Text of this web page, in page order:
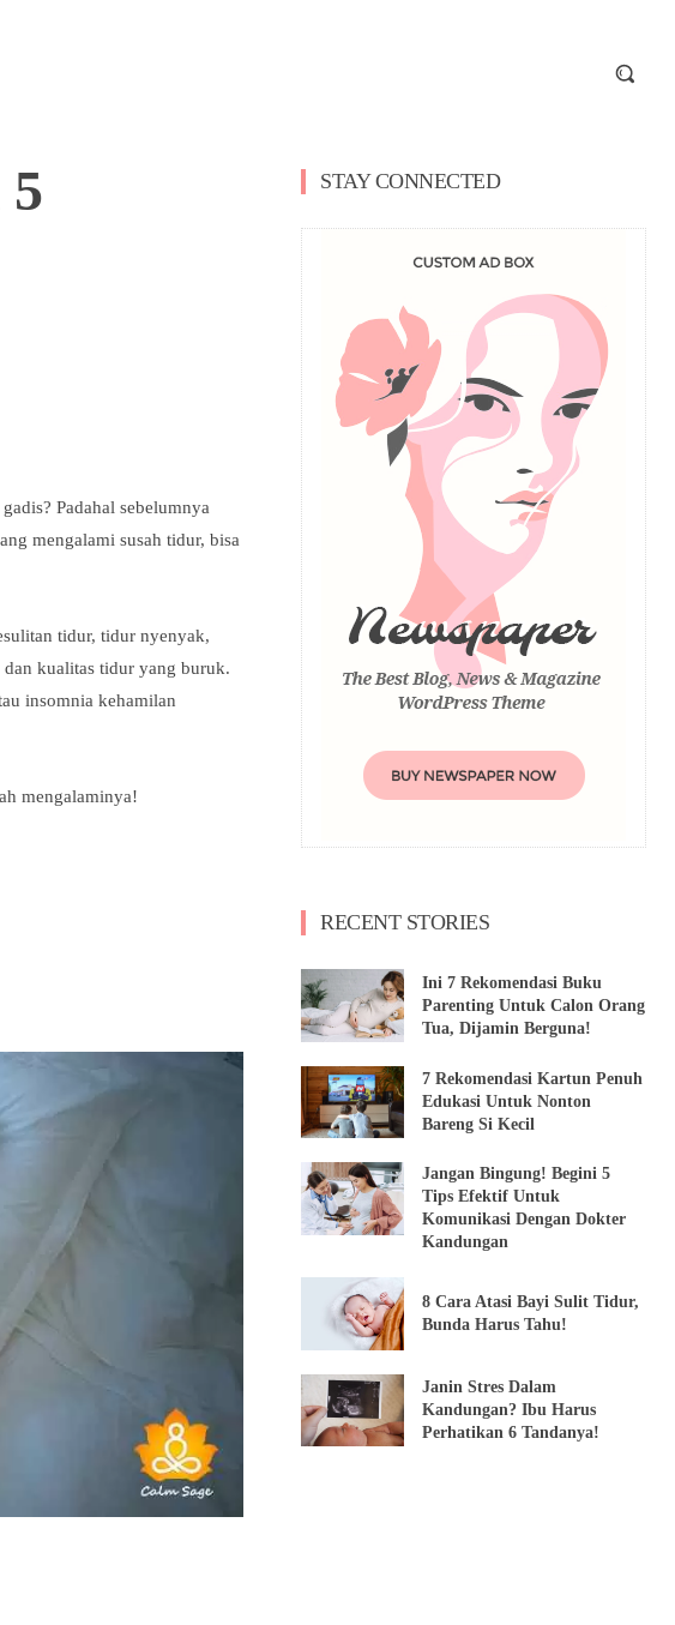
Padahal sebelumnya
mengalami susah tidur, bisa
tidur, tidur nyenyak,
kualitas tidur yang buruk.
insomnia kehamilan
mengalaminya!
STAY CONNECTED
RECENT STORIES
Ini 7 Rekomendasi Buku
Parenting Untuk Calon Orang
Tua, Dijamin Berguna!
7 Rekomendasi Kartun Penuh
Edukasi Untuk Nonton
Bareng Si Kecil
Jangan Bingung! Begini 5
Tips Efektif Untuk
Komunikasi Dengan Dokter
Kandungan
8 Cara Atasi Bayi Sulit Tidur,
Bunda Harus Tahu!
Janin Stres Dalam
Kandungan? Ibu Harus
Perhatikan 6 Tandanya!